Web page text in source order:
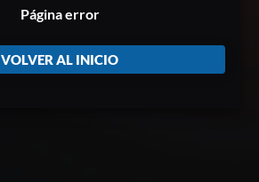
Página error
VOLVER AL INICIO